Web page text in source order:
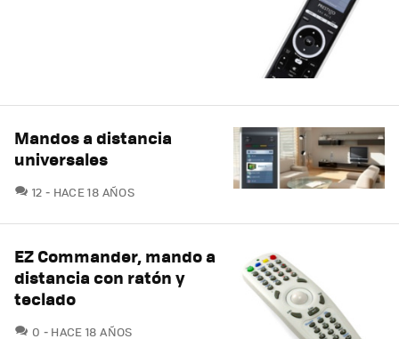
Mandos a distancia
universales
12 COMENTARIOS
HACE 18 AÑOS
EZ Commander, mando a
distancia con ratón y
teclado
0 COMENTARIOS
HACE 18 AÑOS